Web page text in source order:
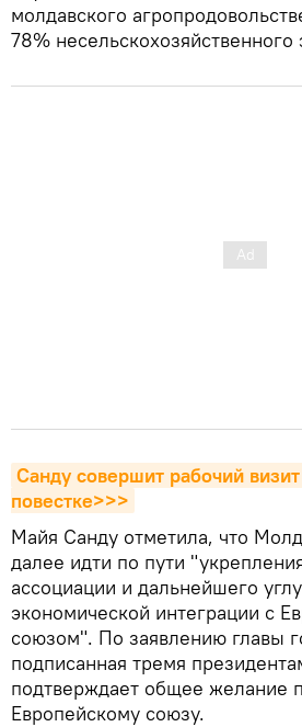
молдавского
78%
Санду совершит рабочий
повестке>>>
Майя Санду отметила, что
далее идти по пути
ассоциации и дальнейшего
экономической интеграции с
союзом". По заявлению главы
подписанная тремя
подтверждает общее желание
Европейскому союзу.